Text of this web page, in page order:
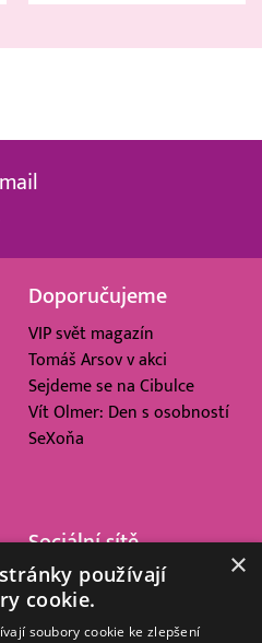
Doporučujeme
VIP svět magazín
Tomáš Arsov v akci
Sejdeme se na Cibulce
Vít Olmer: Den s osobností
SeXoňa
Sociální sítě
×
používají
cookie.
soubory cookie ke zlepšení